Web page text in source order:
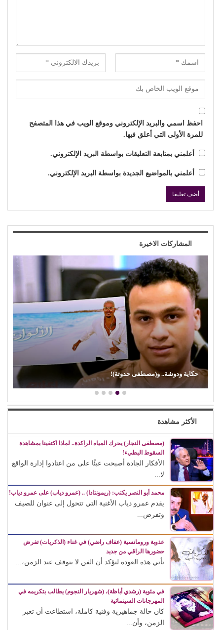
احفظ اسمي والبريد الإلكتروني وموقع الويب في هذا المتصفح
للمرة الأولى التي أعلق فيها.
أعلمني بمتابعة التعليقات بواسطة البريد الإلكتروني.
أعلمني بالمواضيع الجديدة بواسطة البريد الإلكتروني.
المشاركات الاخيرة
حكاية ودوشة.. و(مصطفى حدوتة)!
الأكثر مشاهدة
(مصطفى النجار) يحرك المياه الراكدة.. لماذا اكتفينا بمشاهدة
السقوط البطيء!
الأفكار الجادة أصبحت عبئًا على من اعتادوا إدارة الواقع
لا...
محمد أبو النصر يكتب: (ريمونتادا) .. (عمرو دياب) على عمرو دياب!
يقدم عمرو دياب الأغنية التي تتحول إلى عنوان للصيف
وتفرض...
عذوبة ورومانسية (عفاف راضي) في غناء (الذكريات) تفرض
حضورها الراقي من جديد
تأتي هذه العودة لتؤكد أن الفن لا يتوقف عند الزمن،...
في مئوية (رشدي أباظة)، (شهريار النجوم) يطالب بتكريمه في
المهرجانات السينمائية
كان حالة جماهيرية وفنية كاملة، استطاعت أن تعبر
الزمن، وأن...